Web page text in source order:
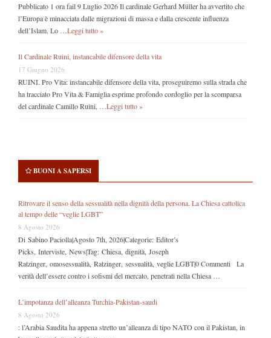
Pubblicato 1 ora fail 9 Luglio 2026 Il cardinale Gerhard Müller ha avvertito che
l’Europa è minacciata dalle migrazioni di massa e dalla crescente influenza
dell’Islam. Lo … Leggi tutto »
Il Cardinale Ruini, instancabile difensore della vita
17 Giugno 2026
RUINI. Pro Vita: instancabile difensore della vita, proseguiremo sulla strada che
ha tracciato Pro Vita & Famiglia esprime profondo cordoglio per la scomparsa
del cardinale Camillo Ruini, … Leggi tutto »
BUONI A SAPERSI
Ritrovare il senso della sessualità nella dignità della persona. La Chiesa cattolica
al tempo delle “veglie LGBT”
8 Agosto 2026
Di Sabino Paciolla|Agosto 7th, 2026|Categorie: Editor’s
Picks, Interviste, News|Tag: Chiesa, dignità, Joseph
Ratzinger, omosessualità, Ratzinger, sessualità, veglie LGBT|0 Commenti La
verità dell’essere contro i sofismi del mercato, penetrati nella Chiesa …
L’impotanza dell’alleanza Turchia-Pakistan-saudi
8 Agosto 2026
: l’Arabia Saudita ha appena stretto un’alleanza di tipo NATO con il Pakistan, in